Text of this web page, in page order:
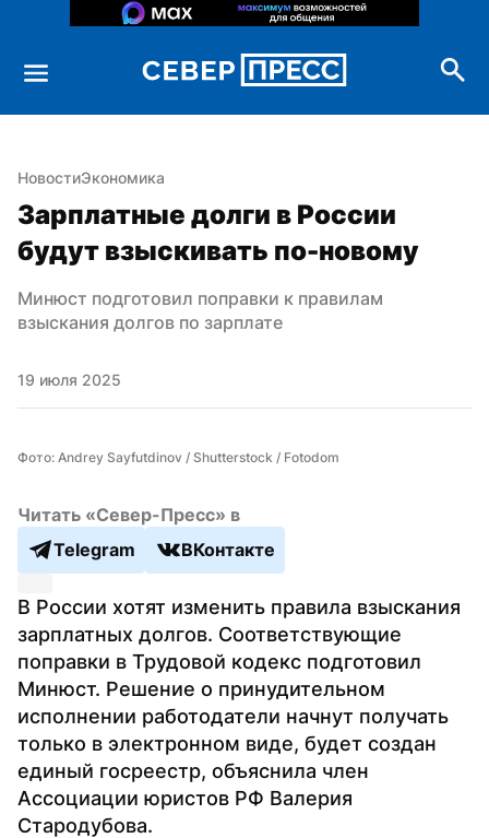
НовостиЭкономика
Зарплатные долги в России
будут взыскивать по-новому
Минюст подготовил поправки к правилам
взыскания долгов по зарплате
19 июля 2025
Фото: Andrey Sayfutdinov / Shutterstock / Fotodom
Читать «Север-Пресс» в
Telegram
ВКонтакте
В России хотят изменить правила взыскания
зарплатных долгов. Соответствующие
поправки в Трудовой кодекс подготовил
Минюст. Решение о принудительном
исполнении работодатели начнут получать
только в электронном виде, будет создан
единый госреестр, объяснила член
Ассоциации юристов РФ Валерия
Стародубова.